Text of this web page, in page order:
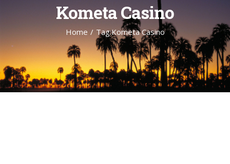
Kometa Casino
Home / Tag:Kometa Casino